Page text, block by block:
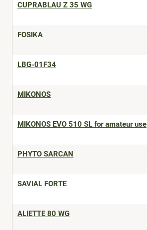
CUPRABLAU Z 35 WG
FOSIKA
LBG-01F34
MIKONOS
MIKONOS EVO 510 SL for amateur use
PHYTO SARCAN
SAVIAL FORTE
ALIETTE 80 WG